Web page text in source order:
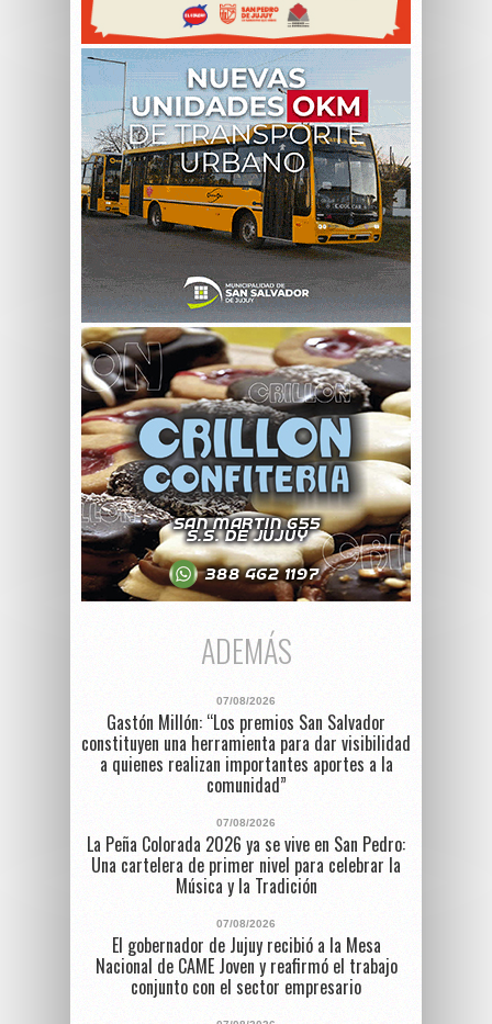
ADEMÁS
07/08/2026
Gastón Millón: “Los premios San Salvador
constituyen una herramienta para dar visibilidad
a quienes realizan importantes aportes a la
comunidad”
07/08/2026
La Peña Colorada 2026 ya se vive en San Pedro:
Una cartelera de primer nivel para celebrar la
Música y la Tradición
07/08/2026
El gobernador de Jujuy recibió a la Mesa
Nacional de CAME Joven y reafirmó el trabajo
conjunto con el sector empresario